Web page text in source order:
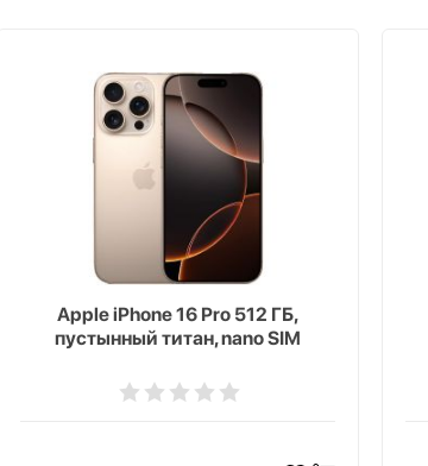
Apple iPhone 16 Pro 512 ГБ,
пустынный титан, nano SIM